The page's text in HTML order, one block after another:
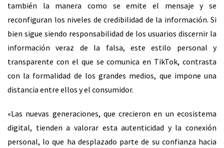
también la manera como se emite el mensaje y se
reconfiguran los niveles de credibilidad de la información. Si
bien sigue siendo responsabilidad de los usuarios discernir la
información veraz de la falsa, este estilo personal y
transparente con el que se comunica en TikTok, contrasta
con la formalidad de los grandes medios, que impone una
distancia entre ellos y el consumidor.
«Las nuevas generaciones, que crecieron en un ecosistema
digital, tienden a valorar esta autenticidad y la conexión
personal, lo que ha desplazado parte de su confianza hacia